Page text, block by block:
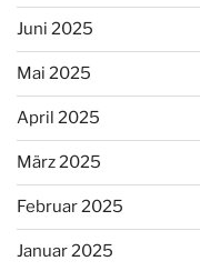
Juni 2025
Mai 2025
April 2025
März 2025
Februar 2025
Januar 2025